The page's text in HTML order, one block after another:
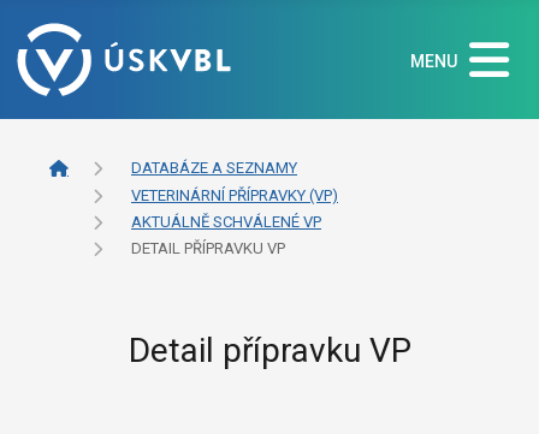
MENU
DATABÁZE A SEZNAMY
VETERINÁRNÍ PŘÍPRAVKY (VP)
AKTUÁLNĚ SCHVÁLENÉ VP
DETAIL PŘÍPRAVKU VP
Detail přípravku VP